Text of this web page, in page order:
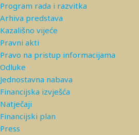
Program rada i razvitka
Arhiva predstava
Kazališno vijeće
Pravni akti
Pravo na pristup informacijama
Odluke
Jednostavna nabava
Financijska izvješća
Natječaji
Financijski plan
Press